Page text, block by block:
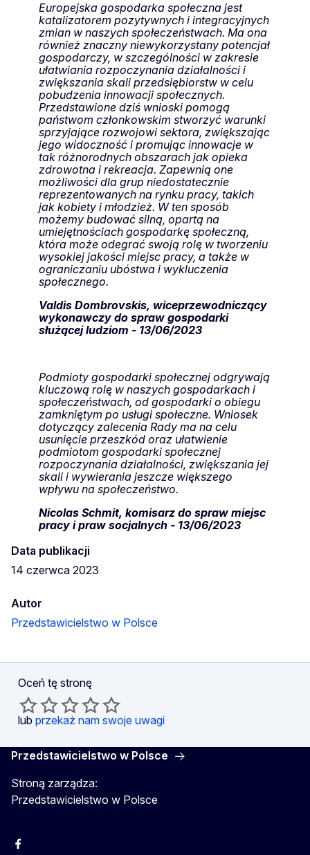
Europejska gospodarka społeczna jest
katalizatorem pozytywnych i integracyjnych
zmian w naszych społeczeństwach. Ma ona
również znaczny niewykorzystany potencjał
gospodarczy, w szczególności w zakresie
ułatwiania rozpoczynania działalności i
zwiększania skali przedsiębiorstw w celu
pobudzenia innowacji społecznych.
Przedstawione dziś wnioski pomogą
państwom członkowskim stworzyć warunki
sprzyjające rozwojowi sektora, zwiększając
jego widoczność i promując innowacje w
tak różnorodnych obszarach jak opieka
zdrowotna i rekreacja. Zapewnią one
możliwości dla grup niedostatecznie
reprezentowanych na rynku pracy, takich
jak kobiety i młodzież. W ten sposób
możemy budować silną, opartą na
umiejętnościach gospodarkę społeczną,
która może odegrać swoją rolę w tworzeniu
wysokiej jakości miejsc pracy, a także w
ograniczaniu ubóstwa i wykluczenia
społecznego.
Valdis Dombrovskis, wiceprzewodniczący
wykonawczy do spraw gospodarki
służącej ludziom - 13/06/2023
Podmioty gospodarki społecznej odgrywają
kluczową rolę w naszych gospodarkach i
społeczeństwach, od gospodarki o obiegu
zamkniętym po usługi społeczne. Wniosek
dotyczący zalecenia Rady ma na celu
usunięcie przeszkód oraz ułatwienie
podmiotom gospodarki społecznej
rozpoczynania działalności, zwiększania jej
skali i wywierania jeszcze większego
wpływu na społeczeństwo.
Nicolas Schmit, komisarz do spraw miejsc
pracy i praw socjalnych - 13/06/2023
Data publikacji
14 czerwca 2023
Autor
Przedstawicielstwo w Polsce
Oceń tę stronę
lub przekaż nam swoje uwagi
Przedstawicielstwo w Polsce
Stroną zarządza:
Przedstawicielstwo w Polsce
Facebook